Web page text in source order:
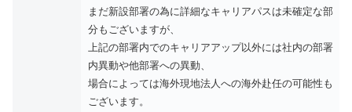
まだ新設部署の為に詳細なキャリアパスは未確定な部
分もございますが、
上記の部署内でのキャリアアップ以外には社内の部署
内異動や他部署への異動、
場合によっては海外現地法人への海外赴任の可能性も
ございます。